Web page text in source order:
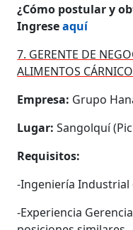
¿Cómo postular y
Ingreseaquí
7. GERENTE DE
ALIMENTOS
Empresa: Grupo
Lugar:Sangolquí
Requisitos:
-Ingeniería Industrial
-Experiencia